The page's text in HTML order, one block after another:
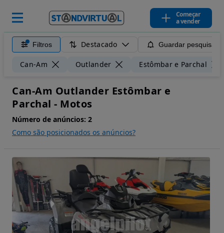
Começar
a vender
Filtros Destacado Guardar pesquisa
Can-Am Outlander Estômbar e Parchal
Can-Am Outlander Estômbar e
Parchal - Motos
Número de anúncios: 2
Como são posicionados os anúncios?